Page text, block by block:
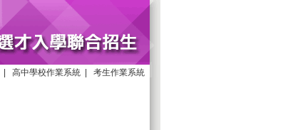
高中學校作業系統 考生作業系統